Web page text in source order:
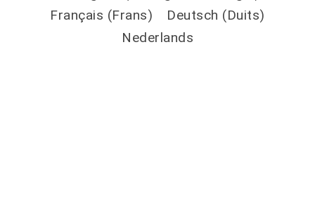
Français (Frans) Deutsch (Duits)
Nederlands